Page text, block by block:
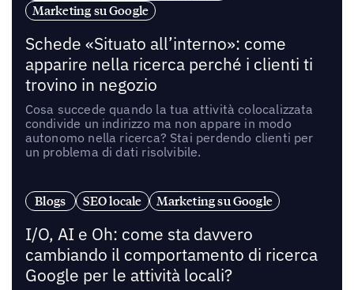
Marketing su Google
Schede «Situato all’interno»: come
apparire nella ricerca perché i clienti ti
trovino in negozio
Cosa succede quando la tua attività colocalizzata
condivide un indirizzo ma non appare in modo
autonomo nella ricerca? Stai perdendo clienti per
un problema di dati risolvibile.
Blogs SEO locale Marketing su Google
I/O, AI e Oh: come sta davvero
cambiando il comportamento di ricerca
Google per le attività locali?